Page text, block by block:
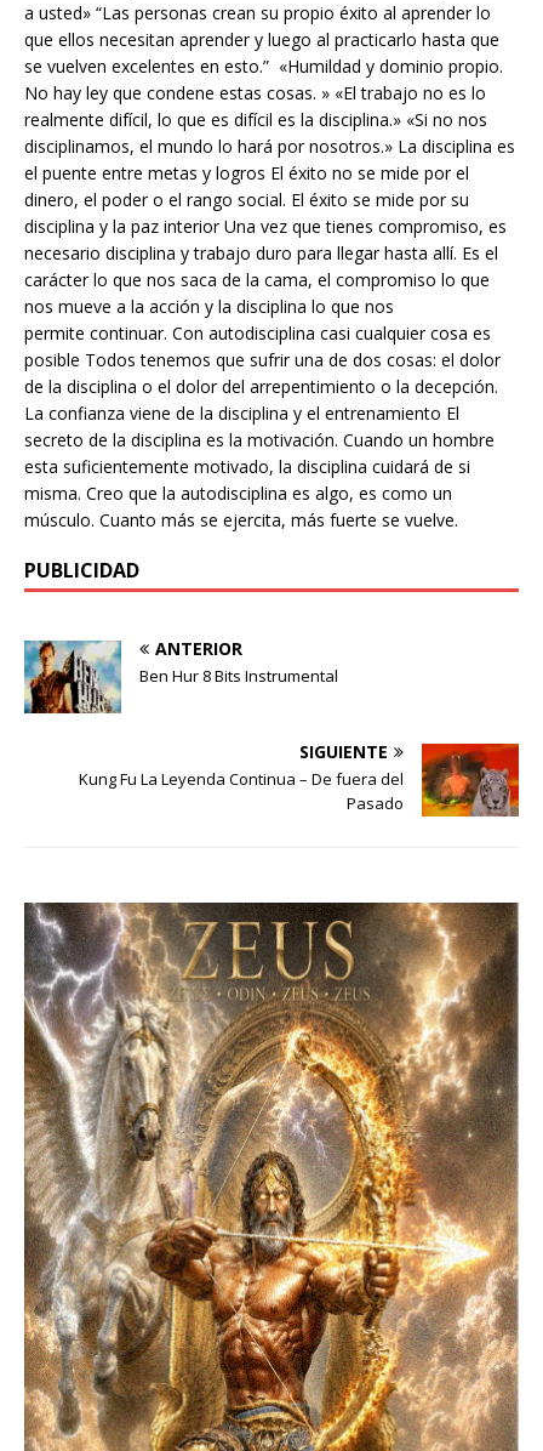
a usted» “Las personas crean su propio éxito al aprender lo
que ellos necesitan aprender y luego al practicarlo hasta que
se vuelven excelentes en esto.” «Humildad y dominio propio.
No hay ley que condene estas cosas. » «El trabajo no es lo
realmente difícil, lo que es difícil es la disciplina.» «Si no nos
disciplinamos, el mundo lo hará por nosotros.» La disciplina es
el puente entre metas y logros El éxito no se mide por el
dinero, el poder o el rango social. El éxito se mide por su
disciplina y la paz interior Una vez que tienes compromiso, es
necesario disciplina y trabajo duro para llegar hasta allí. Es el
carácter lo que nos saca de la cama, el compromiso lo que
nos mueve a la acción y la disciplina lo que nos
permite continuar. Con autodisciplina casi cualquier cosa es
posible Todos tenemos que sufrir una de dos cosas: el dolor
de la disciplina o el dolor del arrepentimiento o la decepción.
La confianza viene de la disciplina y el entrenamiento El
secreto de la disciplina es la motivación. Cuando un hombre
esta suficientemente motivado, la disciplina cuidará de si
misma. Creo que la autodisciplina es algo, es como un
músculo. Cuanto más se ejercita, más fuerte se vuelve.
PUBLICIDAD
ANTERIOR
Ben Hur 8 Bits Instrumental
SIGUIENTE
Kung Fu La Leyenda Continua – De fuera del
Pasado